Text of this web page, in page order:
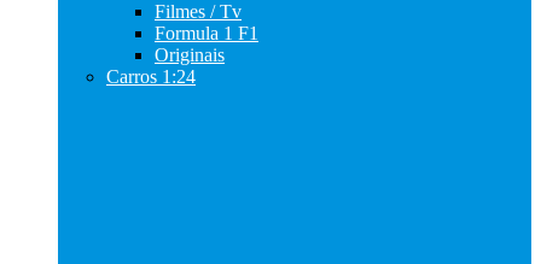
Filmes / Tv
Formula 1 F1
Originais
Carros 1:24